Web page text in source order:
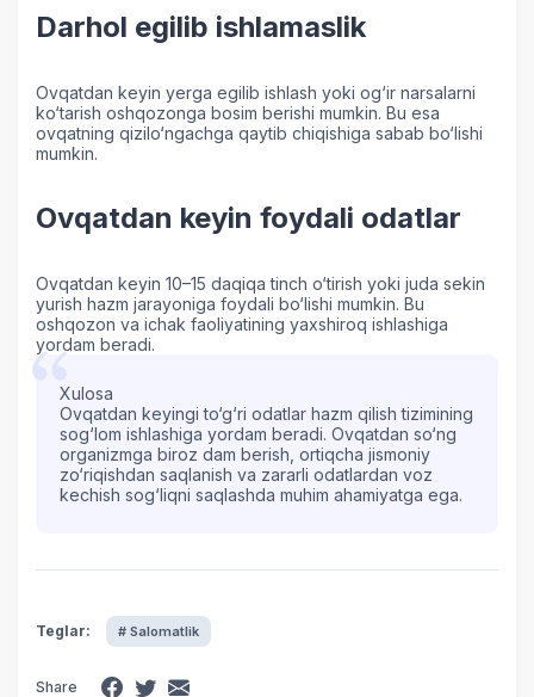
Darhol egilib ishlamaslik
Ovqatdan keyin yerga egilib ishlash yoki og‘ir narsalarni
ko‘tarish oshqozonga bosim berishi mumkin. Bu esa
ovqatning qizilo‘ngachga qaytib chiqishiga sabab bo‘lishi
mumkin.
Ovqatdan keyin foydali odatlar
Ovqatdan keyin 10–15 daqiqa tinch o‘tirish yoki juda sekin
yurish hazm jarayoniga foydali bo‘lishi mumkin. Bu
oshqozon va ichak faoliyatining yaxshiroq ishlashiga
yordam beradi.
Xulosa
Ovqatdan keyingi to‘g‘ri odatlar hazm qilish tizimining
sog‘lom ishlashiga yordam beradi. Ovqatdan so‘ng
organizmga biroz dam berish, ortiqcha jismoniy
zo‘riqishdan saqlanish va zararli odatlardan voz
kechish sog‘liqni saqlashda muhim ahamiyatga ega.
Teglar: # Salomatlik
Share